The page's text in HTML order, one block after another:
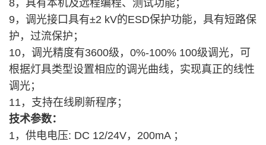
8，具有本机及远程编程、测试功能；
9，调光接口具有±2 kV的ESD保护功能，具有短路保
护，过流保护；
10，调光精度有3600级，0%-100% 100级调光，可
根据灯具类型设置相应的调光曲线，实现真正的线性
调光；
11，支持在线刷新程序；
技术参数：
1，供电电压: DC 12/24V，200mA ；